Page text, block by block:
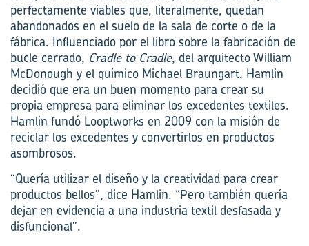
perfectamente viables que, literalmente, quedan
abandonados en el suelo de la sala de corte o de la
fábrica. Influenciado por el libro sobre la fabricación de
bucle cerrado, Cradle to Cradle, del arquitecto William
McDonough y el químico Michael Braungart, Hamlin
decidió que era un buen momento para crear su
propia empresa para eliminar los excedentes textiles.
Hamlin fundó Looptworks en 2009 con la misión de
reciclar los excedentes y convertirlos en productos
asombrosos.
“Quería utilizar el diseño y la creatividad para crear
productos bellos”, dice Hamlin. “Pero también quería
dejar en evidencia a una industria textil desfasada y
disfuncional”.